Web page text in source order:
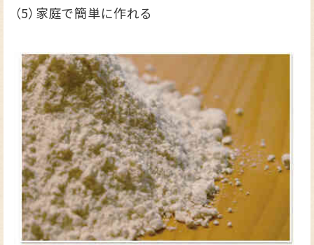
（5）家庭で簡単に作れる